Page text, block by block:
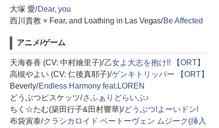
大塚 愛/Dear, you
西川貴教 × Fear, and Loathing in Las Vegas/Be Affected
アニメ/ゲーム
天海春香 (CV: 中村繪里子)/乙女よ大志を抱け!! 【ORT】
高槻やよい (CV: 仁後真耶子)/ゲンキトリッパー 【ORT】
Beverly/Endless Harmony feat.LOREN
どうぶつビスケッツ/さふぁりどらいぶ♪
ちく☆たむ(築田行子&田村響華)/どうぶつ!よーいドン!
布袋寅泰/クラシカロイド ベートーヴェン ムジーク(挿入